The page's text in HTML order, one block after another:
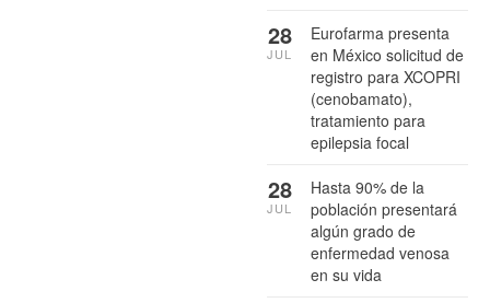
Eurofarma presenta
en México solicitud de
registro para XCOPRI
(cenobamato),
tratamiento para
epilepsia focal
28
JUL
Hasta 90% de la
población presentará
algún grado de
enfermedad venosa
en su vida
28
JUL